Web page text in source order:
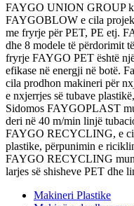
FAYGO UNION GROUP
FAYGOBLOW e cila
me fryrje për PET, PE etj.
dhe 8 modele të përdorimit
fryrje FAYGO PET është
efikase në energji në botë.
cila prodhon makineri për
e nxjerrjes së tubave
Sidomos FAYGOPLAST
deri në 40 m/min linjë
FAYGO RECYCLING, e
plastike, përpunimin e
FAYGO RECYCLING
larjes së shisheve PET dhe
Makineri Plastike